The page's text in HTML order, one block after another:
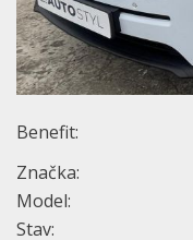
Benefit:
Značka:
Model:
Stav: